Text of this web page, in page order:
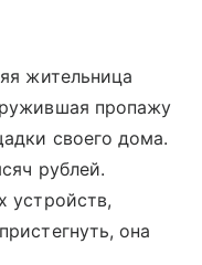
жительница
пропажу
своего дома.
рублей.
устройств,
она